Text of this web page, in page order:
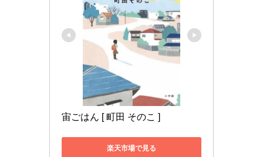
宙ごはん [ 町田 そのこ ]
楽天市場で見る